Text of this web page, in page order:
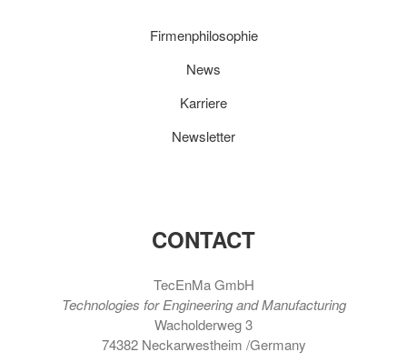
Firmenphilosophie
News
Karriere
Newsletter
CONTACT
TecEnMa GmbH
Technologies for Engineering and Manufacturing
Wacholderweg 3
74382 Neckarwestheim /Germany